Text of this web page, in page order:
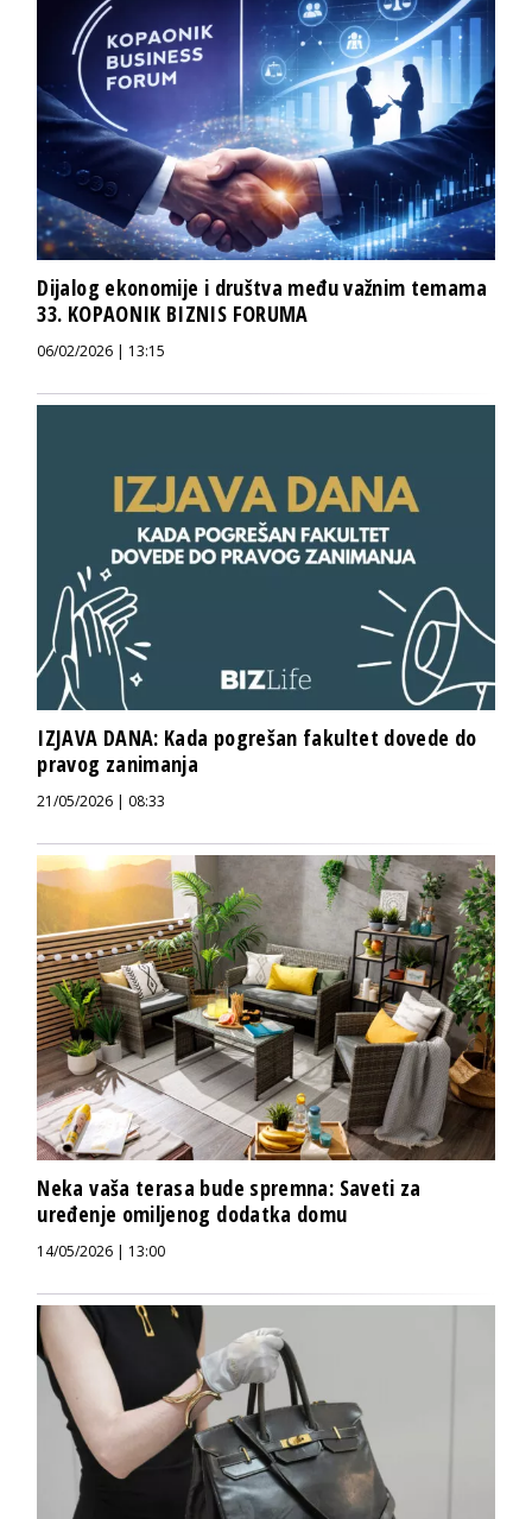
Dijalog ekonomije i društva među važnim temama
33. KOPAONIK BIZNIS FORUMA
06/02/2026 | 13:15
IZJAVA DANA: Kada pogrešan fakultet dovede do
pravog zanimanja
21/05/2026 | 08:33
Neka vaša terasa bude spremna: Saveti za
uređenje omiljenog dodatka domu
14/05/2026 | 13:00